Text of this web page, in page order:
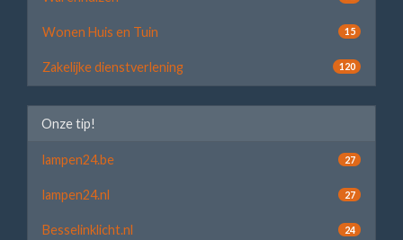
Wonen Huis en Tuin 15
Zakelijke dienstverlening 120
Onze tip!
lampen24.be 27
lampen24.nl 27
Besselinklicht.nl 24